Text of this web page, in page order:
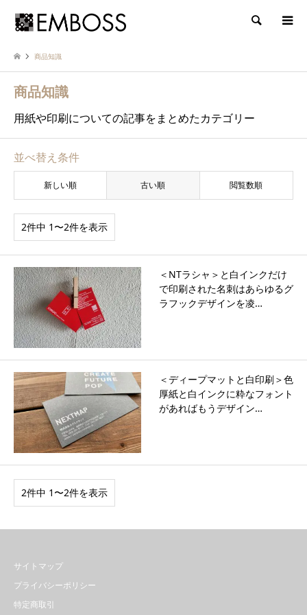
検索
商品知識
商品知識
用紙や印刷についての記事をまとめたカテゴリー
並べ替え条件
新しい順 古い順 閲覧数順
2件中 1〜2件を表示
＜NTラシャ＞と白インクだけ
で印刷された名刺はあらゆるグ
ラフックデザインを凌…
＜ディープマットと白印刷＞色
厚紙と白インクに粋なフォント
があればもうデザイン…
2件中 1〜2件を表示
サイトマップ
プライバシーポリシー
特定商取引